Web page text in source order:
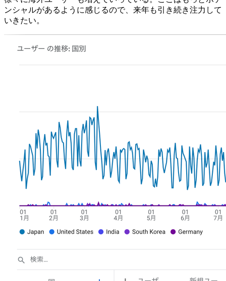
ンシャルがあるように感じるので、来年も引き続き注力して
いきたい。